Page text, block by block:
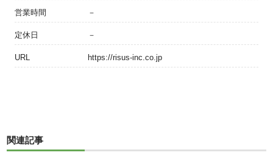
営業時間 －
定休日 －
URL https://risus-inc.co.jp
関連記事